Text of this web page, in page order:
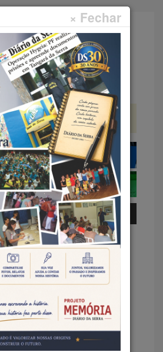
× Fechar
Menu
–
DR. JOÃO
VOLTA DOS
DE RIM EM